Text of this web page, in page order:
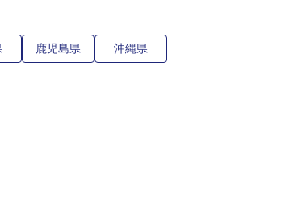
鹿児島県 沖縄県